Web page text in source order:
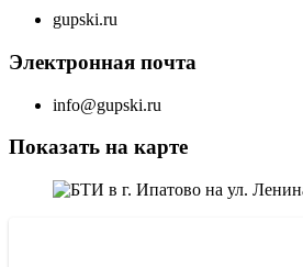
gupski.ru
Электронная почта
info@gupski.ru
Показать на карте